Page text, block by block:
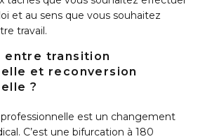
et au sens que vous souhaitez
travail.
entre transition
et reconversion
?
est un changement
C’est une bifurcation à 180